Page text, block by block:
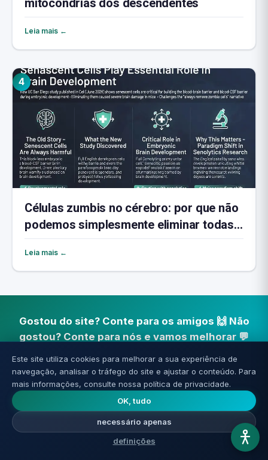
Leia mais ←
4
Células zumbis no cérebro: por que não
podemos simplesmente eliminar todas
elas
Leia mais ←
Gostou do site? Conte para os amigos 🙌 Não
gostou? Conte para nós e vamos melhorar 💬
📲 Compartilhe no WhatsApp
🔗 Copie o link Conte-nos
Este site utiliza cookies para melhorar a sua experiência de
navegação, analisar o tráfego do site e ajustar o conteúdo. Para
mais informações, consulte nossa política de privacidade.
OK, tudo
necessário apenas
definições